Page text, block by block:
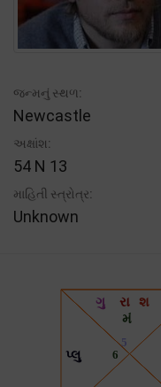
જન્મનું સ્થળ:
Newcastle
અક્ષાંશ:
54 N 13
માહિતી સ્ત્રોત્ર:
Unknown